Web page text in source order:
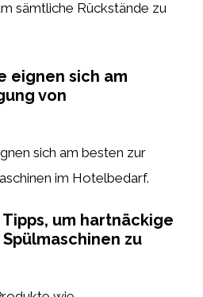
sämtliche Rückstände zu
eignen sich am
von
sich am besten zur
im Hotelbedarf.
um hartnäckige
zu